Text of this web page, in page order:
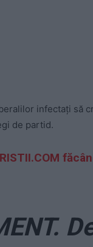
infectați să
de partid.